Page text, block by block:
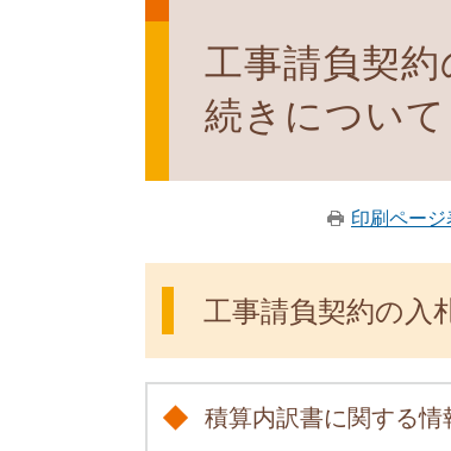
工事請負契
続きについて
印刷ページ
工事請負契約の入
積算内訳書に関する情